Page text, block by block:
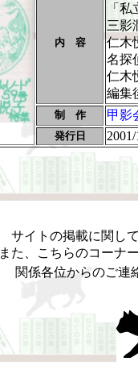
内 容
「
三影
仁木
名探
仁木
編集
制 作 甲影
発行日
サイトの掲載に関し
また、こちらのコーナ
関係各位からのご連